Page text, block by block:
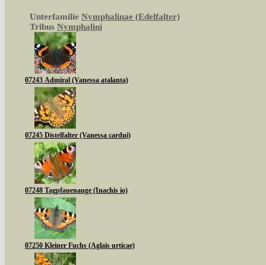
Unterfamilie Nymphalinae (Edelfalter)
Tribus Nymphalini
07243 Admiral (Vanessa atalanta)
07245 Distelfalter (Vanessa cardui)
07248 Tagpfauenauge (Inachis io)
07250 Kleiner Fuchs (Aglais urticae)